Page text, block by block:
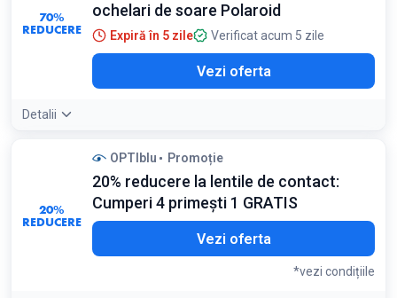
Valabil pentru rame și lentile selecționate din oferta
promoțională
70%
REDUCERE
ochelari de soare Polaroid
Expiră în 5 zile Verificat acum 5 zile
Vezi oferta
Detalii
20%
REDUCERE
OPTIblu Promoție
20% reducere la lentile de contact:
Cumperi 4 primești 1 GRATIS
Vezi oferta
*vezi condițiile